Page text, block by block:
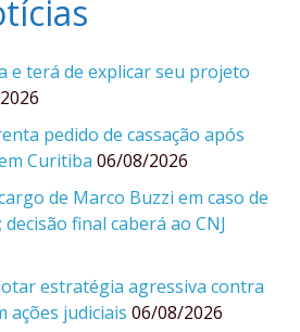
e terá de explicar seu projeto
pedido de cassação após
Curitiba 06/08/2026
de Marco Buzzi em caso de
final caberá ao CNJ
estratégia agressiva contra
ações judiciais 06/08/2026